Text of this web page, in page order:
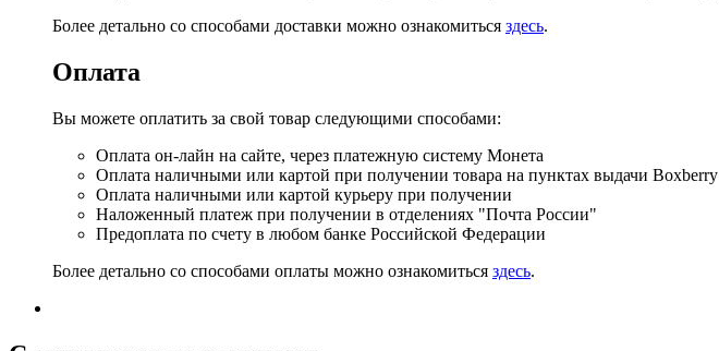
Более детально со способами доставки можно ознакомиться здесь.
Оплата
Вы можете оплатить за свой товар следующими способами:
Оплата он-лайн на сайте, через платежную систему Монета
Оплата наличными или картой при получении товара на пунктах выдачи Boxberry
Оплата наличными или картой курьеру при получении
Наложенный платеж при получении в отделениях "Почта России"
Предоплата по счету в любом банке Российской Федерации
Более детально со способами оплаты можно ознакомиться здесь.